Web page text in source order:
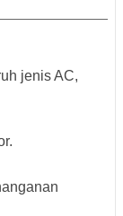
jenis AC,